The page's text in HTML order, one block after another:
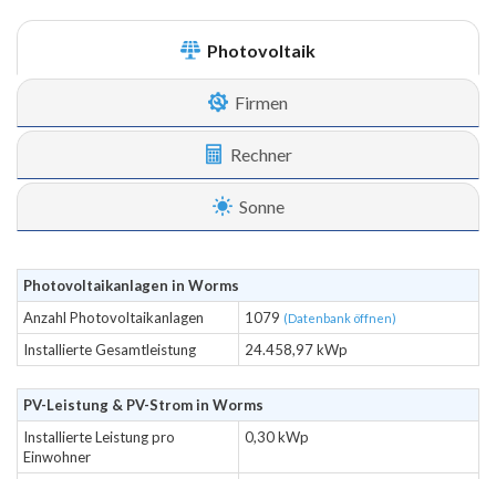
Photovoltaik
Firmen
Rechner
Sonne
Photovoltaikanlagen in Worms
Anzahl Photovoltaikanlagen
1079 (Datenbank öffnen)
Installierte Gesamtleistung 24.458,97 kWp
PV-Leistung & PV-Strom in Worms
Installierte Leistung pro
Einwohner
0,30 kWp